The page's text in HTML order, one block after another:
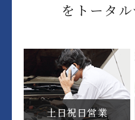
をトータル
土日祝日営業